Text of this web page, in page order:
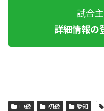
試合
詳細情報の
中級 初級 愛知